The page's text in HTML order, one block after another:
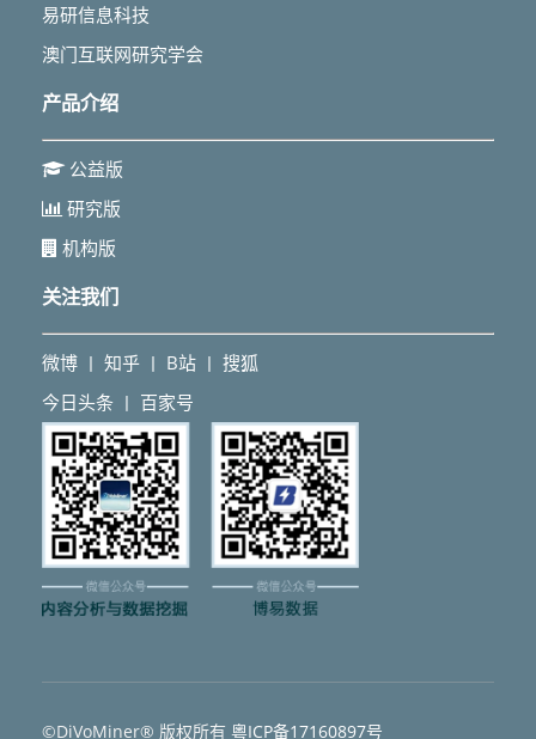
易研信息科技
澳门互联网研究学会
产品介绍
公益版
研究版
机构版
关注我们
微博 丨 知乎 丨 B站 丨 搜狐
今日头条 丨 百家号
©DiVoMiner® 版权所有 粵ICP备17160897号